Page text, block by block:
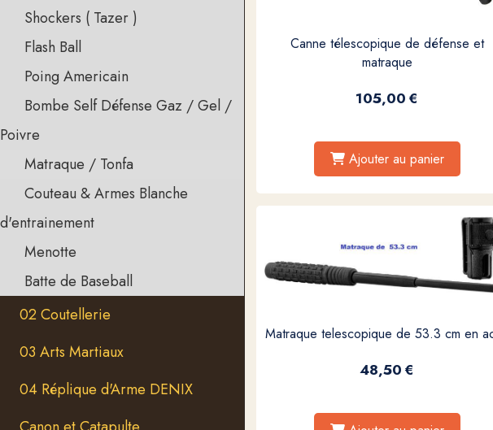
Shockers ( Tazer )
Flash Ball
Poing Americain
Bombe Self Défense Gaz / Gel /
Poivre
Matraque / Tonfa
Couteau & Armes Blanche
d'entrainement
Menotte
Batte de Baseball
02 Coutellerie
03 Arts Martiaux
04 Réplique d'Arme DENIX
Canne télescopique de défense et
matraque
105,00€
Ajouter au panier
Matraque telescopique de 53.3 cm en
48,50€